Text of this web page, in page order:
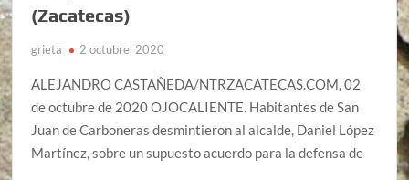
(Zacatecas)
grieta 2 octubre, 2020
ALEJANDRO CASTAÑEDA/NTRZACATECAS.COM, 02
de octubre de 2020 OJOCALIENTE. Habitantes de San
Juan de Carboneras desmintieron al alcalde, Daniel López
Martínez, sobre un supuesto acuerdo para la defensa de